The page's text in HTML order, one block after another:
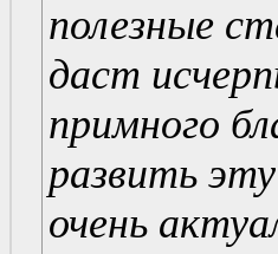
полезные
даст
примного
развить
очень